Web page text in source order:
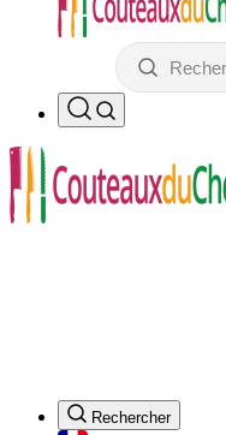
Rechercher